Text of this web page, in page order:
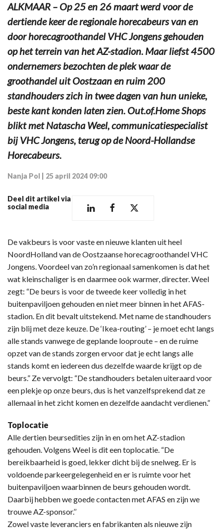
ALKMAAR – Op 25 en 26 maart werd voor de
dertiende keer de regionale horecabeurs van en
door horecagroothandel VHC Jongens gehouden
op het terrein van het AZ-stadion. Maar liefst 4500
ondernemers bezochten de plek waar de
groothandel uit Oostzaan en ruim 200
standhouders zich in twee dagen van hun unieke,
beste kant konden laten zien. Out.of.Home Shops
blikt met Natascha Weel, communicatiespecialist
bij VHC Jongens, terug op de Noord-Hollandse
Horecabeurs.
Nanja Pol 25 april 2024 09:00
Deel dit artikel via
social media
De vakbeurs is voor vaste en nieuwe klanten uit heel
NoordHolland van de Oostzaanse horecagroothandel VHC
Jongens. Voordeel van zo’n regionaal samenkomen is dat het
wat kleinschaliger is en daarmee ook warmer, directer. Weel
zegt: “De beurs is voor de tweede keer volledig in het
buitenpaviljoen gehouden en niet meer binnen in het AFAS-
stadion. En dit bevalt uitstekend. Met name de standhouders
zijn blij met deze keuze. De ‘Ikea-routing’ – je moet echt langs
alle stands vanwege de geplande looproute – en de ruime
opzet van de stands zorgen ervoor dat je echt langs alle
stands komt en iedereen dus dezelfde waarde krijgt op de
beurs.” Ze vervolgt: “De standhouders betalen uiteraard voor
een plekje op onze beurs, dus is het vanzelfsprekend dat ze
allemaal in het zicht komen en dezelfde aandacht verdienen.”
Toplocatie
Alle dertien beursedities zijn in en om het AZ-stadion
gehouden. Volgens Weel is dit een toplocatie. “De
bereikbaarheid is goed, lekker dicht bij de snelweg. Er is
voldoende parkeergelegenheid en er is ruimte voor het
buitenpaviljoen waarbinnen de beurs gehouden wordt.
Daarbij hebben we goede contacten met AFAS en zijn we
trouwe AZ-sponsor.’’
Zowel vaste leveranciers en fabrikanten als nieuwe zijn